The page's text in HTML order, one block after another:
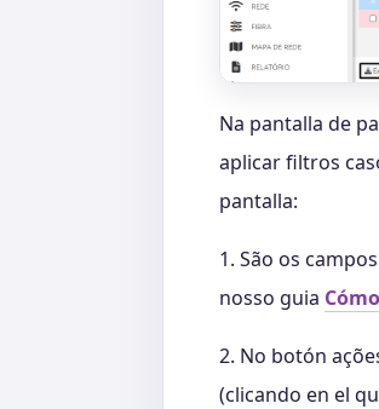
Na pantalla de
aplicar filtros
pantalla:
1. São os
nosso guia
2. No botón
(clicando en el